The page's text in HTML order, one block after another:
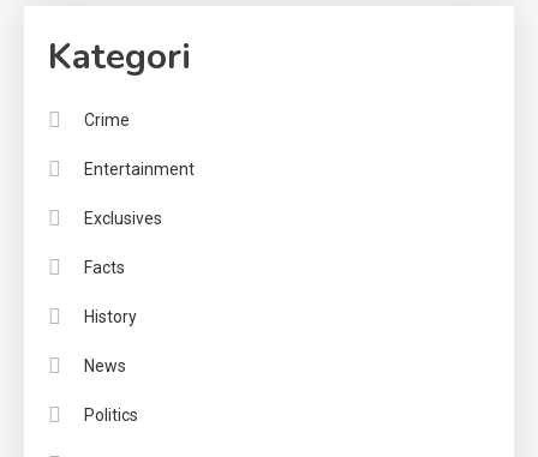
Kategori
Crime
Entertainment
Exclusives
Facts
History
News
Politics